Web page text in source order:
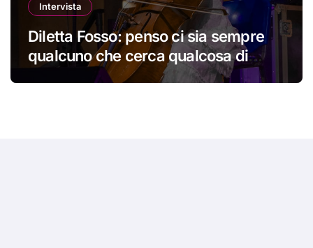
Intervista
Diletta Fosso: penso ci sia sempre
qualcuno che cerca qualcosa di